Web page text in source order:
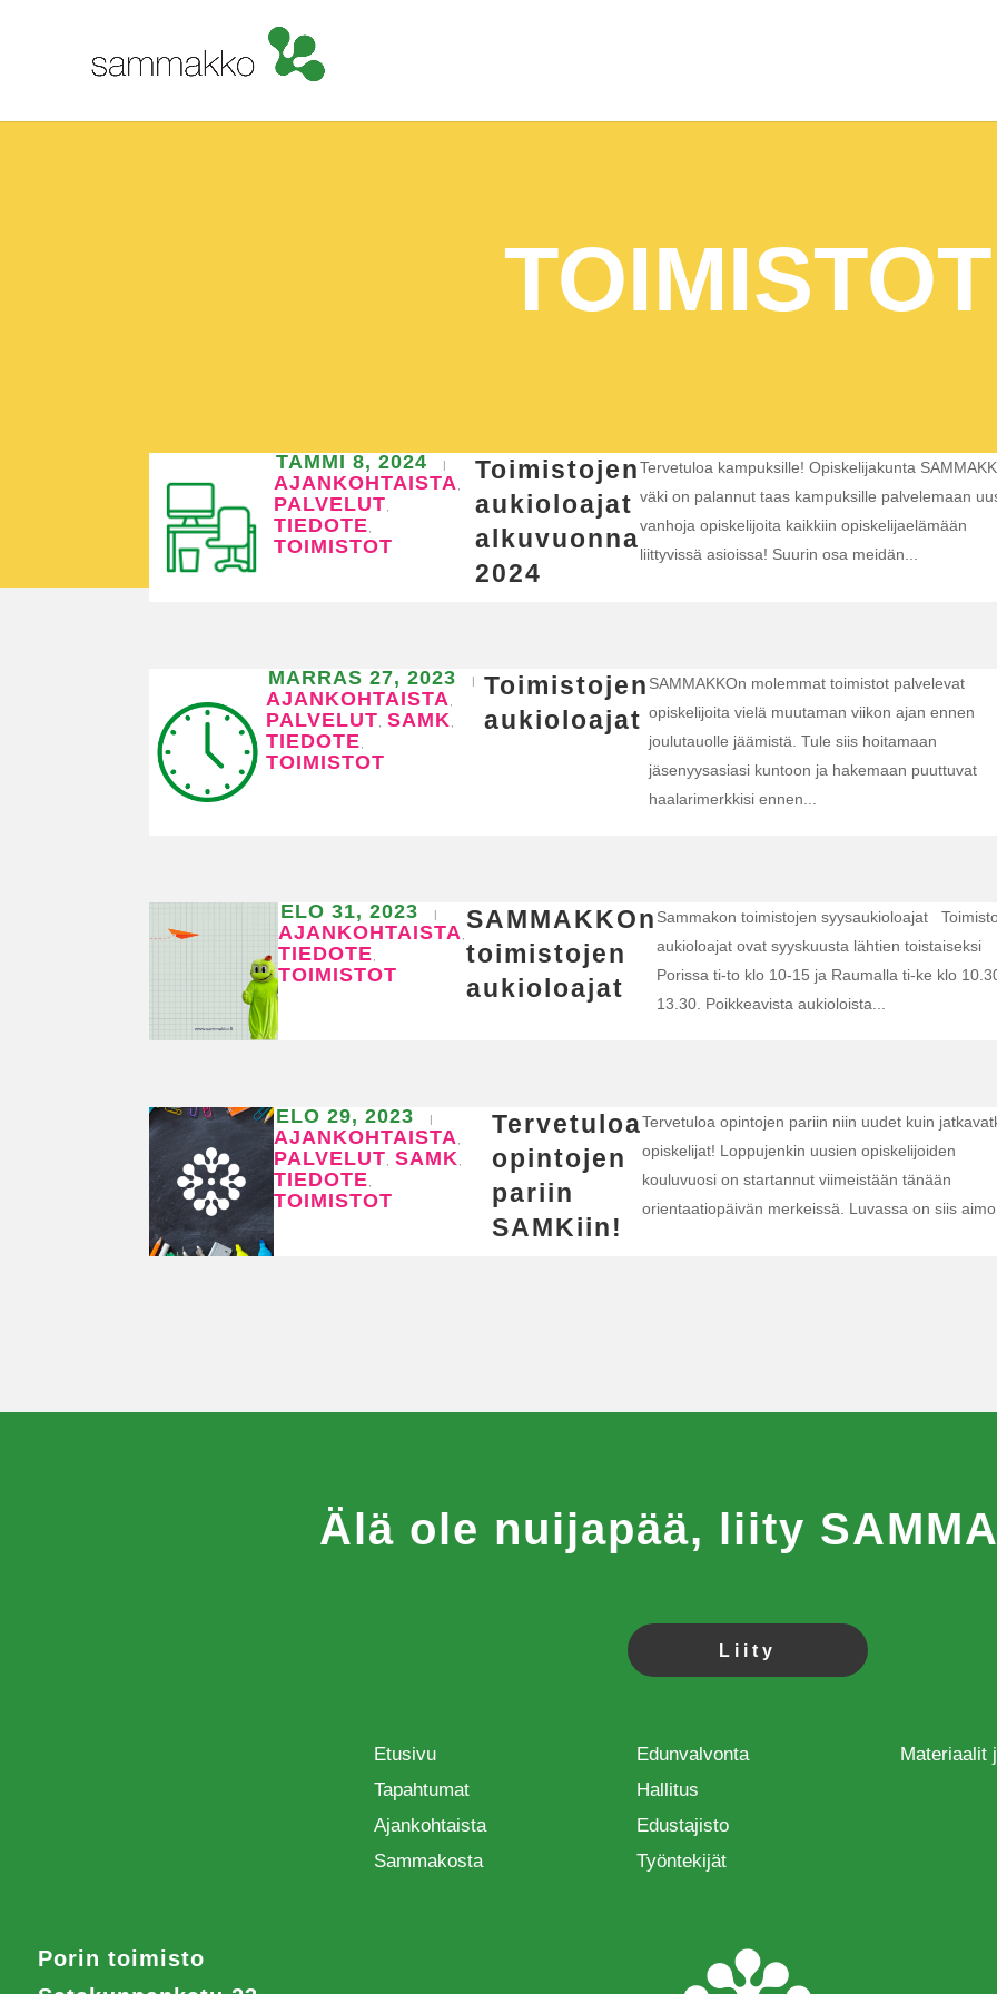
TOIMISTOT
Toimistojen
aukioloajat
alkuvuonna
2024
TAMMI 8, 2024 |
AJANKOHTAISTA
PALVELUT
TIEDOTE
TOIMISTOT
Tervetuloa kampuksille! Opiskelijakunta
väki on palannut taas kampuksille palvelemaan
vanhoja opiskelijoita kaikkiin opiskelijaelämään
liittyvissä asioissa! Suurin osa meidän...
Toimistojen
aukioloajat
MARRAS 27, 2023 |
AJANKOHTAISTA
PALVELUT ,SAMK
TIEDOTE
TOIMISTOT
SAMMAKKOn molemmat toimistot palvelevat
opiskelijoita vielä muutaman viikon ajan ennen
joulutauolle jäämistä. Tule siis hoitamaan
jäsenyysasiasi kuntoon ja hakemaan puuttuvat
haalarimerkkisi ennen...
SAMMAKKOn
toimistojen
aukioloajat
ELO 31, 2023 |
AJANKOHTAISTA
TIEDOTE
TOIMISTOT
Sammakon toimistojen syysaukioloajat
aukioloajat ovat syyskuusta lähtien toistaiseksi
Porissa ti-to klo 10-15 ja Raumalla ti-ke klo
13.30. Poikkeavista aukioloista...
Tervetuloa
opintojen
pariin
SAMKiin!
ELO 29, 2023 |
AJANKOHTAISTA
PALVELUT ,SAMK
TIEDOTE
TOIMISTOT
Tervetuloa opintojen pariin niin uudet kuin
opiskelijat! Loppujenkin uusien opiskelijoiden
kouluvuosi on startannut viimeistään tänään
orientaatiopäivän merkeissä. Luvassa on siis
Älä ole nuijapää, liity
Liity
Etusivu
Tapahtumat
Ajankohtaista
Sammakosta
Edunvalvonta
Hallitus
Edustajisto
Työntekijät
Materiaalit
Porin toimisto